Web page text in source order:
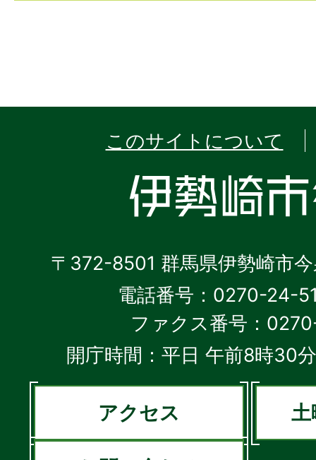
このサイトについて
〒372-8501 群馬県伊勢崎市
電話番号：0270-24-
ファクス番号：
開庁時間：平日 午前8時30
アクセス 土